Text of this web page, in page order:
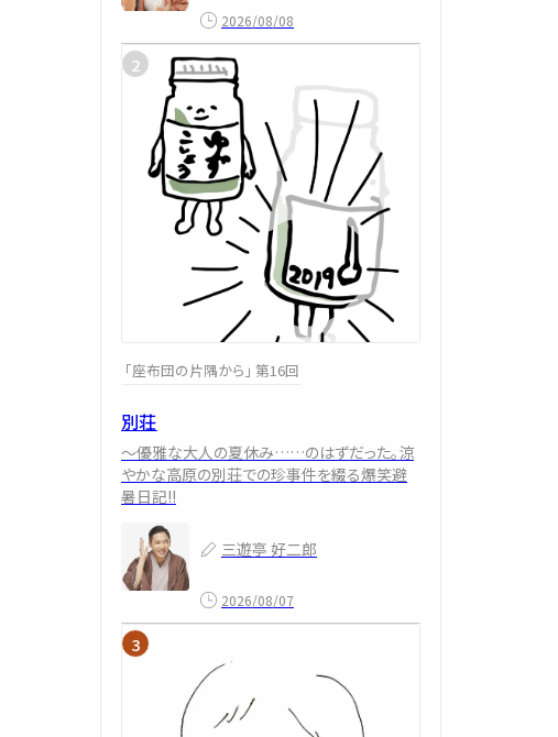
2026/08/08
「座布団の片隅から」 第16回
別荘
～優雅な大人の夏休み……のはずだった。涼
やかな高原の別荘での珍事件を綴る爆笑避
暑日記!!
三遊亭 好二郎
2026/08/07